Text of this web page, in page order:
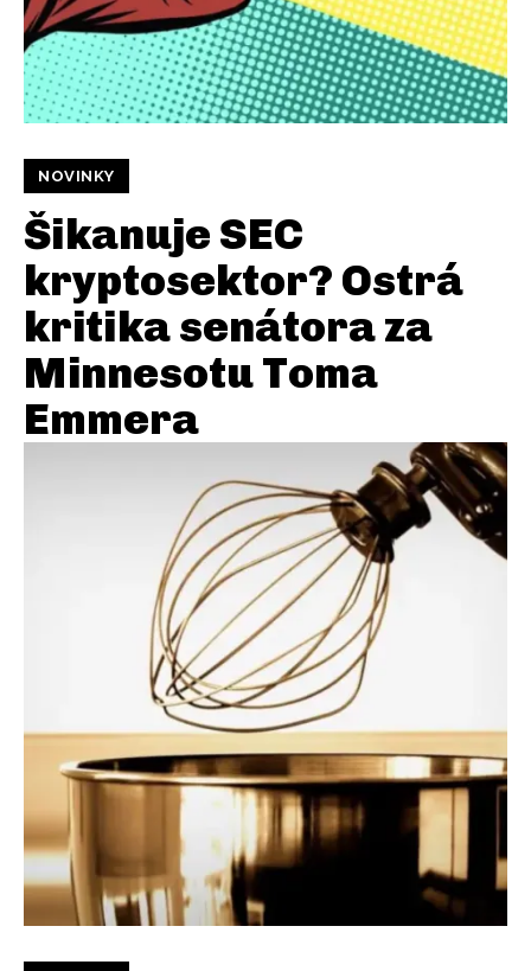
NOVINKY
Šikanuje SEC
kryptosektor? Ostrá
kritika senátora za
Minnesotu Toma
Emmera